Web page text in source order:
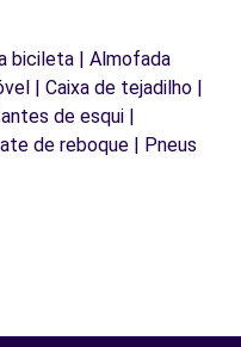
bicileta | Almofada
| Caixa de tejadilho |
de esqui |
de reboque | Pneus